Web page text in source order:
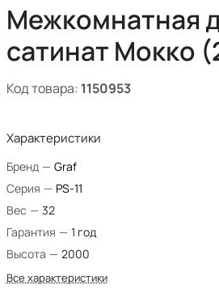
Межкомнатная
сатинат Мокко
Код товара: 1150953
Характеристики
Бренд — Graf
Серия — PS-11
Вес — 32
Гарантия — 1 год
Высота — 2000
Все характеристики